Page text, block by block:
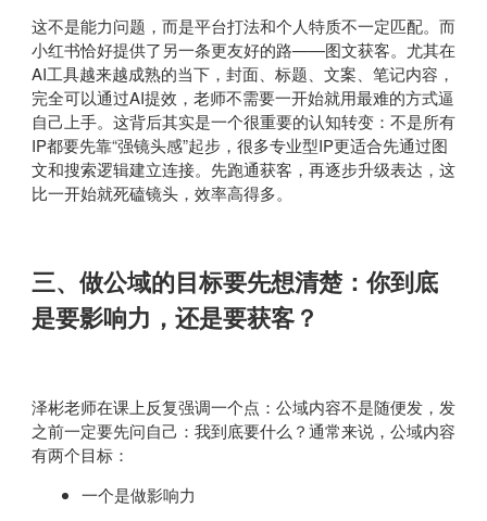
这不是能力问题，而是平台打法和个人特质不一定匹配。而
小红书恰好提供了另一条更友好的路——图文获客。尤其在
AI工具越来越成熟的当下，封面、标题、文案、笔记内容，
完全可以通过AI提效，老师不需要一开始就用最难的方式逼
自己上手。这背后其实是一个很重要的认知转变：不是所有
IP都要先靠“强镜头感”起步，很多专业型IP更适合先通过图
文和搜索逻辑建立连接。先跑通获客，再逐步升级表达，这
比一开始就死磕镜头，效率高得多。
三、做公域的目标要先想清楚：你到底
是要影响力，还是要获客？
泽彬老师在课上反复强调一个点：公域内容不是随便发，发
之前一定要先问自己：我到底要什么？通常来说，公域内容
有两个目标：
一个是做影响力